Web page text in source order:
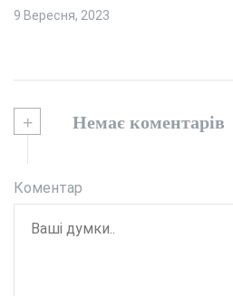
9 Вересня, 2023
+ Немає коментарів
Коментар